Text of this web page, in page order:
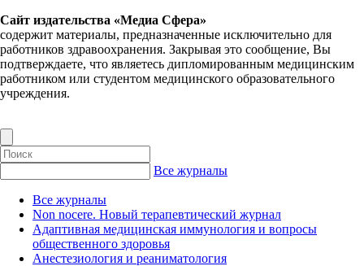
Сайт издательства «Медиа Сфера»
содержит материалы, предназначенные исключительно для
работников здравоохранения. Закрывая это сообщение, Вы
подтверждаете, что являетесь дипломированным медицинским
работником или студентом медицинского образовательного
учреждения.
Все журналы
Все журналы
Non nocere. Новый терапевтический журнал
Адаптивная медицинская иммунология и вопросы
общественного здоровья
Анестезиология и реаниматология